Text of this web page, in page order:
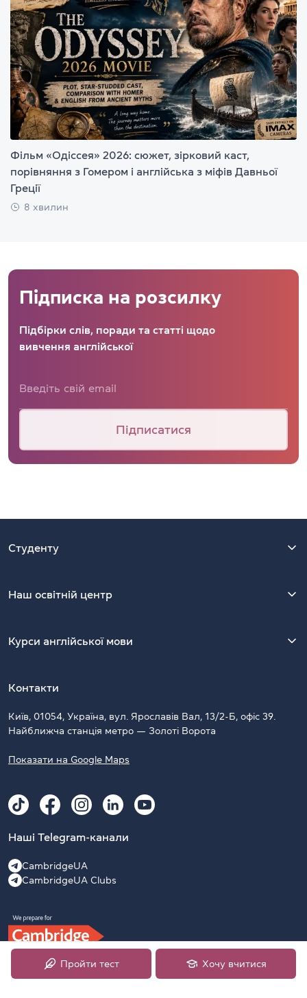
Фільм «Одіссея» 2026: сюжет, зірковий каст,
порівняння з Гомером і англійська з міфів Давньої
Греції
8 хвилин
Підписка на розсилку
Підбірки слів, поради та статті щодо
вивчення англійської
Підписатися
Студенту
Наш освітній центр
Курси англійської мови
Контакти
Київ, 01054, Україна, вул. Ярославів Вал, 13/2-Б, офіс 39.
Найближча станція метро — Золоті Ворота
Показати на Google Maps
Наші Telegram-канали
CambridgeUA
CambridgeUA Clubs
Пройти тест Хочу вчитися